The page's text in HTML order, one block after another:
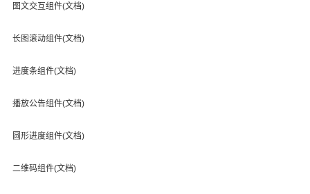
图文交互组件(文档)
长图滚动组件(文档)
进度条组件(文档)
播放公告组件(文档)
圆形进度组件(文档)
二维码组件(文档)